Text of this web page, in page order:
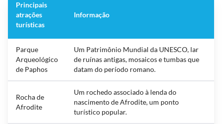
Principais
atrações
turísticas
Informação
Parque
Arqueológico
de Paphos
Um Patrimônio Mundial da UNESCO, lar
de ruínas antigas, mosaicos e tumbas que
datam do período romano.
Rocha de
Afrodite
Um rochedo associado à lenda do
nascimento de Afrodite, um ponto
turístico popular.